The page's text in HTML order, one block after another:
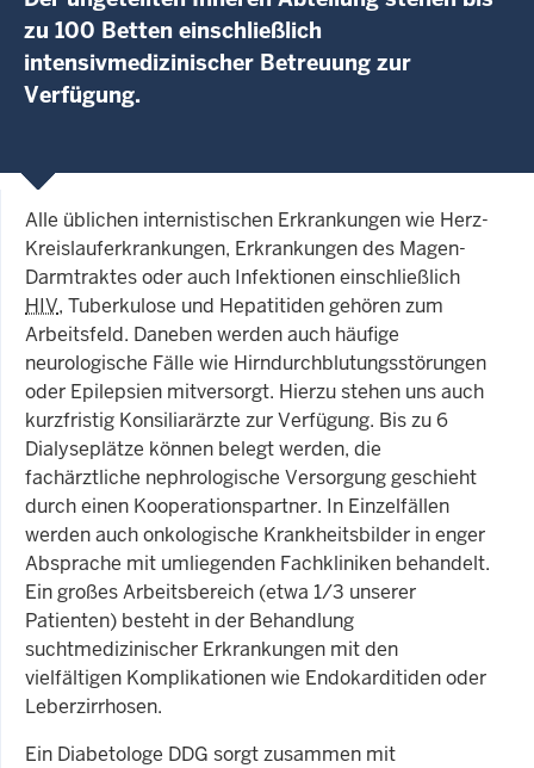
zu 100 Betten einschließlich
intensivmedizinischer Betreuung zur
Verfügung.
Alle üblichen internistischen Erkrankungen wie Herz-
Kreislauferkrankungen, Erkrankungen des Magen-
Darmtraktes oder auch Infektionen einschließlich
HIV, Tuberkulose und Hepatitiden gehören zum
Arbeitsfeld. Daneben werden auch häufige
neurologische Fälle wie Hirndurchblutungsstörungen
oder Epilepsien mitversorgt. Hierzu stehen uns auch
kurzfristig Konsiliarärzte zur Verfügung. Bis zu 6
Dialyseplätze können belegt werden, die
fachärztliche nephrologische Versorgung geschieht
durch einen Kooperationspartner. In Einzelfällen
werden auch onkologische Krankheitsbilder in enger
Absprache mit umliegenden Fachkliniken behandelt.
Ein großes Arbeitsbereich (etwa 1/3 unserer
Patienten) besteht in der Behandlung
suchtmedizinischer Erkrankungen mit den
vielfältigen Komplikationen wie Endokarditiden oder
Leberzirrhosen.
Ein Diabetologe DDG sorgt zusammen mit